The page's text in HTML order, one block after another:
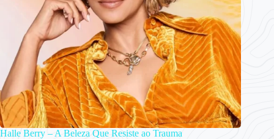
Halle Berry – A Beleza Que Resiste ao Trauma